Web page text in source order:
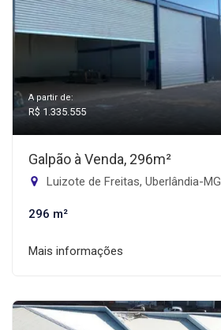
A partir de:
R$ 1.335.555
Galpão à Venda, 296m²
Luizote de Freitas, Uberlândia-MG
296 m²
Mais informações